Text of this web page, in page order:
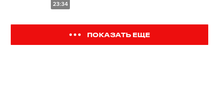
23:34
ПОКАЗАТЬ ЕЩЕ